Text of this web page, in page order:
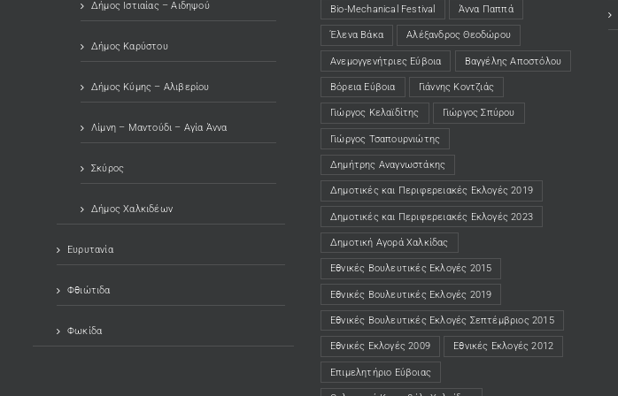
Δήμος Ιστιαίας – Αιδηψού
Δήμος Καρύστου
Δήμος Κύμης – Αλιβερίου
Λίμνη – Μαντούδι – Αγία Άννα
Σκύρος
Δήμος Χαλκιδέων
Ευρυτανία
Φθιώτιδα
Φωκίδα
Bio-Mechanical Festival Άννα Παππά
Έλενα Βάκα Αλέξανδρος Θεοδώρου
Ανεμογγενήτριες Εύβοια Βαγγέλης Αποστόλου
Βόρεια Εύβοια Γιάννης Κοντζιάς
Γιώργος Κελαϊδίτης Γιώργος Σπύρου
Γιώργος Τσαπουρνιώτης
Δημήτρης Αναγνωστάκης
Δημοτικές και Περιφερειακές Εκλογές 2019
Δημοτικές και Περιφερειακές Εκλογές 2023
Δημοτική Αγορά Χαλκίδας
Εθνικές Βουλευτικές Εκλογές 2015
Εθνικές Βουλευτικές Εκλογές 2019
Εθνικές Βουλευτικές Εκλογές Σεπτέμβριος 2015
Εθνικές Εκλογές 2009 Εθνικές Εκλογές 2012
Επιμελητήριο Εύβοιας